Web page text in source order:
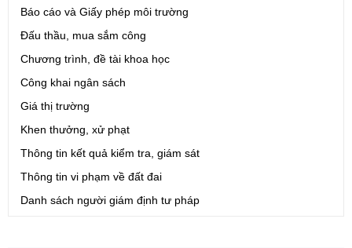
Báo cáo và Giấy phép môi trường
Đấu thầu, mua sắm công
Chương trình, đề tài khoa học
Công khai ngân sách
Giá thị trường
Khen thưởng, xử phạt
Thông tin kết quả kiểm tra, giám sát
Thông tin vi phạm về đất đai
Danh sách người giám định tư pháp